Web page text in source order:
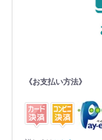
《お支払い方法》